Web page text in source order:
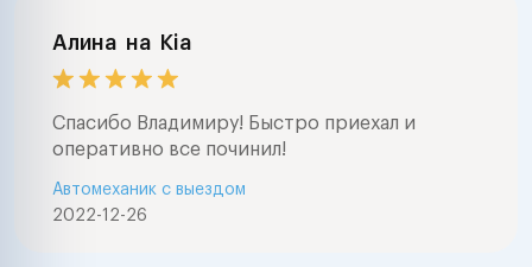
Алина на Kia
Спасибо Владимиру! Быстро приехал и
оперативно все починил!
2022-12-26
Автомеханик с выездом